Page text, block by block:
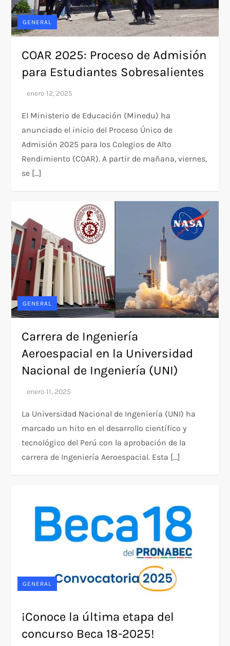
GENERAL
COAR 2025: Proceso de Admisión
para Estudiantes Sobresalientes
El Ministerio de Educación (Minedu) ha
anunciado el inicio del Proceso Único de
Admisión 2025 para los Colegios de Alto
Rendimiento (COAR). A partir de mañana, viernes,
se […]
GENERAL
Carrera de Ingeniería
Aeroespacial en la Universidad
Nacional de Ingeniería (UNI)
La Universidad Nacional de Ingeniería (UNI) ha
marcado un hito en el desarrollo científico y
tecnológico del Perú con la aprobación de la
carrera de Ingeniería Aeroespacial. Esta […]
GENERAL
¡Conoce la última etapa del
concurso Beca 18-2025!